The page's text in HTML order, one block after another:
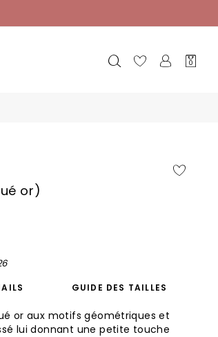
Mon
0
or)
or aux motifs géométriques et
lui donnant une petite touche
GUIDE DES TAILLES